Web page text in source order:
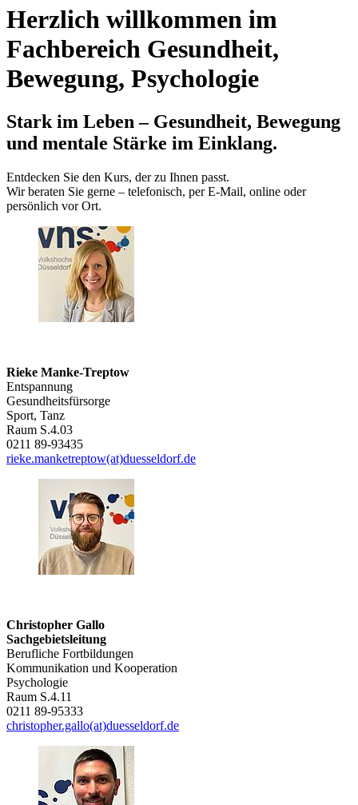
Herzlich willkommen im
Fachbereich Gesundheit,
Bewegung, Psychologie
Stark im Leben – Gesundheit, Bewegung
und mentale Stärke im Einklang.
Entdecken Sie den Kurs, der zu Ihnen passt.
Wir beraten Sie gerne – telefonisch, per E‑Mail, online oder
persönlich vor Ort.
Rieke Manke-Treptow
Entspannung
Gesundheitsfürsorge
Sport, Tanz
Raum S.4.03
0211 89-93435
rieke.manketreptow(at)duesseldorf.de
Christopher Gallo
Sachgebietsleitung
Berufliche Fortbildungen
Kommunikation und Kooperation
Psychologie
Raum S.4.11
0211 89-95333
christopher.gallo(at)duesseldorf.de